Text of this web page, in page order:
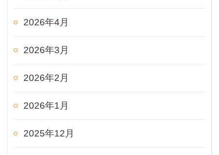
2026年4月
2026年3月
2026年2月
2026年1月
2025年12月